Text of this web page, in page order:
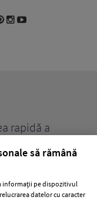
rapidă a
să rămână
informații pe dispozitivul
datelor cu caracter